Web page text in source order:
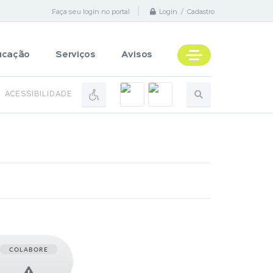
Faça seu login no portal Login / Cadastro
Serviços Avisos
ACESSIBILIDADE
COLABORE